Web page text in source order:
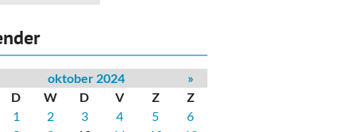
oktober 2024
»
D W D V Z
Z
1
2 3 4 5
6